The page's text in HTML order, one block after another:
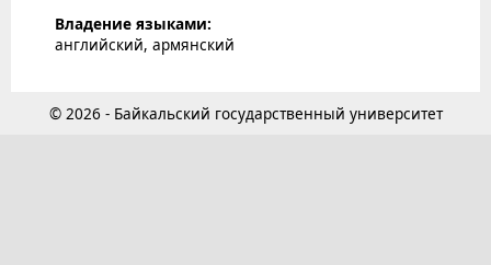
Владение языками:
английский, армянский
© 2026 - Байкальский государственный университет